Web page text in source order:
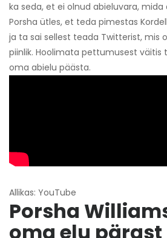
ka seda, et ei olnud abieluvara, mida
Porsha ütles, et teda pimestas
ja ta sai sellest teada Twitterist, mis
piinlik. Hoolimata pettumusest väitis
oma abielu päästa.
Allikas: YouTube
Porsha
oma elu pärast